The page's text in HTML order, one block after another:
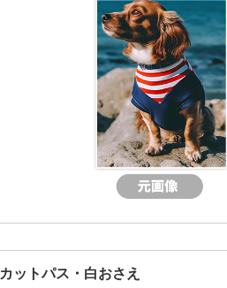
カットパス・白おさえ